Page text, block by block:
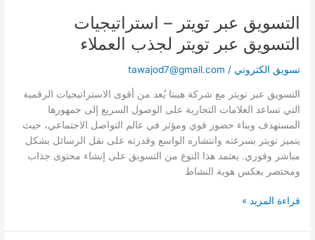
التسويق عبر تويتر – استراتيجيات
التسويق عبر تويتر لجذب العملاء
تسويق الكتروني /
tawajod7@gmail.com
التسويق عبر تويتر مع شركة هيبتا يُعد من أقوى الاستراتيجيات الرقمية
التي تساعد العلامات التجارية على الوصول السريع إلى جمهورها
المستهدف وبناء حضور قوي ومؤثر في عالم التواصل الاجتماعي، حيث
يتميز تويتر بسرعته وانتشاره الواسع وقدرته على نقل الرسائل بشكل
مباشر وفوري. يعتمد هذا النوع من التسويق على إنشاء محتوى جذاب
ومختصر يعكس هوية النشاط
قراءة المزيد »